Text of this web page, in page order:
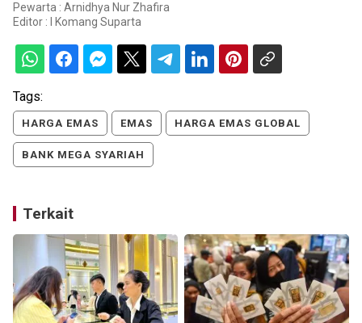
Pewarta : Arnidhya Nur Zhafira
Editor :
I Komang Suparta
Tags:
HARGA EMAS EMAS HARGA EMAS GLOBAL
BANK MEGA SYARIAH
Terkait